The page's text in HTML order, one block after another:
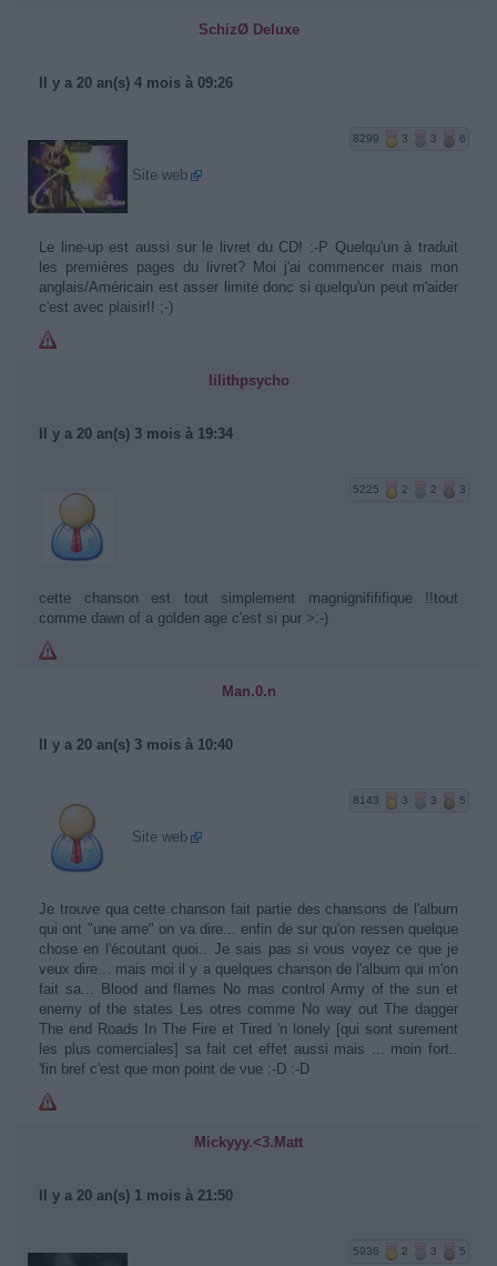
SchizØ Deluxe
Il y a 20 an(s) 4 mois à 09:26
8299 3 3 6
Site web
Le line-up est aussi sur le livret du CD! :-P Quelqu'un à traduit
les premières pages du livret? Moi j'ai commencer mais mon
anglais/Américain est asser limité donc si quelqu'un peut m'aider
c'est avec plaisir!! ;-)
lilithpsycho
Il y a 20 an(s) 3 mois à 19:34
5225 2 2 3
cette chanson est tout simplement magnignifififique !!tout
comme dawn of a golden age c'est si pur >:-)
Man.0.n
Il y a 20 an(s) 3 mois à 10:40
8143 3 3 5
Site web
Je trouve qua cette chanson fait partie des chansons de l'album
qui ont "une ame" on va dire... enfin de sur qu'on ressen quelque
chose en l'écoutant quoi.. Je sais pas si vous voyez ce que je
veux dire... mais moi il y a quelques chanson de l'album qui m'on
fait sa... Blood and flames No mas control Army of the sun et
enemy of the states Les otres comme No way out The dagger
The end Roads In The Fire et Tired 'n lonely [qui sont surement
les plus comerciales] sa fait cet effet aussi mais ... moin fort..
'fin bref c'est que mon point de vue :-D :-D
Mickyyy.<3.Matt
Il y a 20 an(s) 1 mois à 21:50
5936 2 3 5